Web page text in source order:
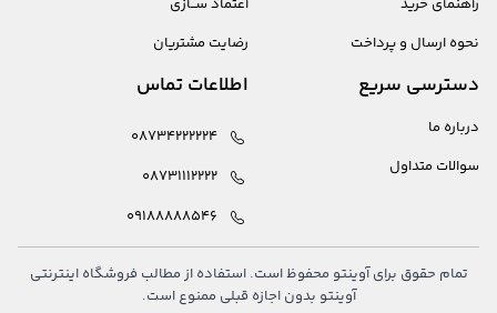
نحوه ارسال و پرداخت
رضایت مشتریان
دسترسی سریع
درباره ما
سوالات متداول
اطلاعات تماس
08734222224
08731112222
09188888546
تمام حقوق برای آوینتو محفوظ است. استفاده از مطالب فروشگاه اینترنتی
آوینتو بدون اجازه قبلی ممنوع است.